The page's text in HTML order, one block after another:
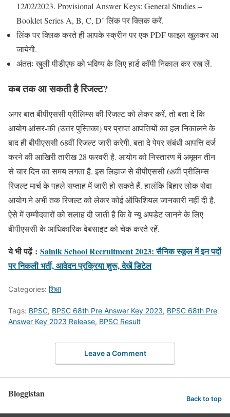
12/02/2023. Provisional Answer Keys: General Studies –
Booklet Series A, B, C, D’ लिंक पर क्लिक करें.
लिंक पर क्लिक करते ही आपके स्क्रीन पर एक PDF फाइल खुलकर आ
जायेगी.
अंततः खुली पीडीएफ को भविष्य के लिए हार्ड कॉपी निकाल कर रख लें.
कब तक आ सकती है रिजल्ट?
अगर बात बीपीएससी प्रीलिम्स की रिजल्ट को लेकर करें, तो बता दे कि
आयोग आंसर-की (उत्तर पुस्तिका) पर प्राप्त आपत्तियों का हल निकालने के
बाद ही बीपीएससी 68वीं रिजल्ट जारी करेगी. बता दे पेपर संबंधी आपत्ति दर्ज
करने की आखिरी तारीख 28 फरवरी है. आयोग को निस्तारण में अमूमन तीन
से चार दिन का समय लगता है. इस लिहाज से बीपीएससी 68वीं प्रीलिम्स
रिजल्ट मार्च के पहले सप्ताह में जारी हो सकते हैं. हालंकि बिहार लोक सेवा
आयोग ने अभी तक रिजल्ट को लेकर कोई ऑफिशियल जानकारी नहीं दी है.
ऐसे में उम्मीदवारों को सलाह दी जाती है कि वे न्यू अपडेट जानने के लिए
बीपीएससी के आधिकारिक वेबसाइट को चेक करते रहें.
ये भी पढ़ें : Sainik School Recruitment 2023: सैनिक स्कूल में इन पदों
पर निकली भर्ती, आवेदन प्रक्रिया शुरू, देखें डिटेल
Categories: शिक्षा
Tags: BPSC, BPSC 68th Pre Answer Key 2023, BPSC 68th Pre
Answer Key 2023 Release, BPSC Result
Leave a Comment
Bloggistan Back to top